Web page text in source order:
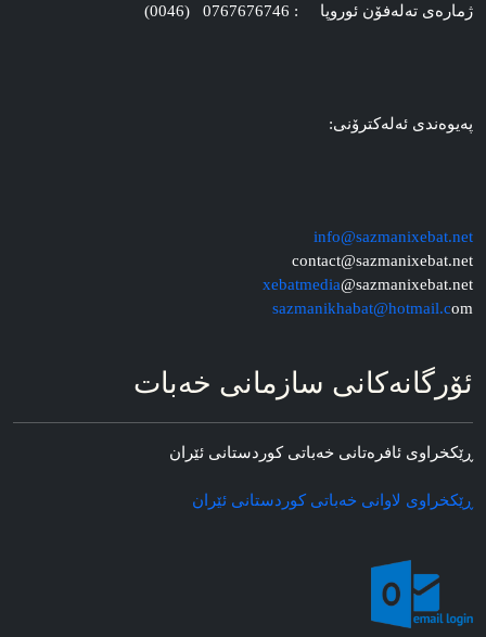
ژماره‌ی ته‌له‌فۆن ئوروپا : 0767676746 (0046)
په‌یوه‌ندی ئه‌له‌کترۆنی:
info@sazmanixebat.net
contact@sazmanixebat.net
xebatmedia@sazmanixebat.net
sazmanikhabat@hotmail.com
ئۆرگانه‌کانی سازمانی خه‌بات
ڕێکخراوی ئافره‌تانی خه‌باتی کوردستانی ئێران
ڕێکخراوی لاوانی خه‌باتی کوردستانی ئێران